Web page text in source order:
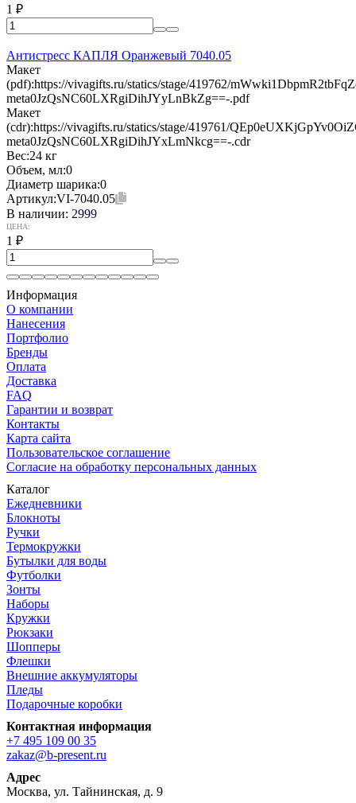
1 ₽
Антистресс КАПЛЯ Оранжевый 7040.05
Макет
(pdf):https://vivagifts.ru/statics/stage/419762/
meta0JzQsNC60LXRgiDihJYyLnBkZg==-.pdf
Макет
(cdr):https://vivagifts.ru/statics/stage/419761/
meta0JzQsNC60LXRgiDihJYxLmNkcg==-.cdr
Вес:24 кг
Объем, мл:0
Диаметр шарика:0
Артикул:VI-7040.05
В наличии: 2999
ЦЕНА:
1 ₽
Информация
О компании
Нанесения
Портфолио
Бренды
Оплата
Доставка
FAQ
Гарантии и возврат
Контакты
Карта сайта
Пользовательское соглашение
Согласие на обработку персональных данных
Каталог
Ежедневники
Блокноты
Ручки
Термокружки
Бутылки для воды
Футболки
Зонты
Наборы
Кружки
Рюкзаки
Шопперы
Флешки
Внешние аккумуляторы
Пледы
Подарочные коробки
Контактная информация
+7 495 109 00 35
zakaz@b-present.ru
Адрес
Москва, ул. Тайнинская, д. 9